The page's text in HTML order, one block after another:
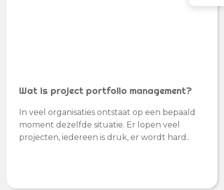
Wat is project portfolio management?
In veel organisaties ontstaat op een bepaald
moment dezelfde situatie. Er lopen veel
projecten, iedereen is druk, er wordt hard..